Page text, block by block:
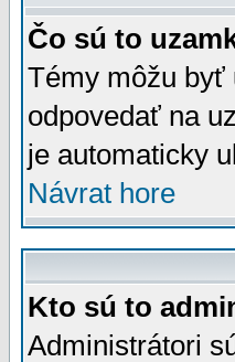
Čo sú to
Témy môžu byť
odpovedať na
je automaticky
Návrat hore
Kto sú to
Administrátori